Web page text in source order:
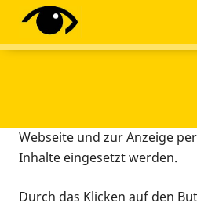
Diese Webseite setzt
Tracking-Tools ein. Dies
Webseite und zur Anzeige
Inhalte eingesetzt werden.
Durch das Klicken auf den